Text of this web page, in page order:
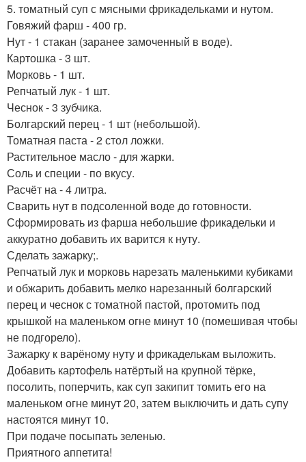
5. томатный суп с мясными фрикадельками и нутом.
Говяжий фарш - 400 гр.
Нут - 1 стакан (заранее замоченный в воде).
Картошка - 3 шт.
Морковь - 1 шт.
Репчатый лук - 1 шт.
Чеснок - 3 зубчика.
Болгарский перец - 1 шт (небольшой).
Томатная паста - 2 стол ложки.
Растительное масло - для жарки.
Соль и специи - по вкусу.
Расчёт на - 4 литра.
Сварить нут в подсоленной воде до готовности.
Сформировать из фарша небольшие фрикадельки и
аккуратно добавить их варится к нуту.
Сделать зажарку;.
Репчатый лук и морковь нарезать маленькими кубиками
и обжарить добавить мелко нарезанный болгарский
перец и чеснок с томатной пастой, протомить под
крышкой на маленьком огне минут 10 (помешивая чтобы
не подгорело).
Зажарку к варёному нуту и фрикаделькам выложить.
Добавить картофель натёртый на крупной тёрке,
посолить, поперчить, как суп закипит томить его на
маленьком огне минут 20, затем выключить и дать супу
настоятся минут 10.
При подаче посыпать зеленью.
Приятного аппетита!